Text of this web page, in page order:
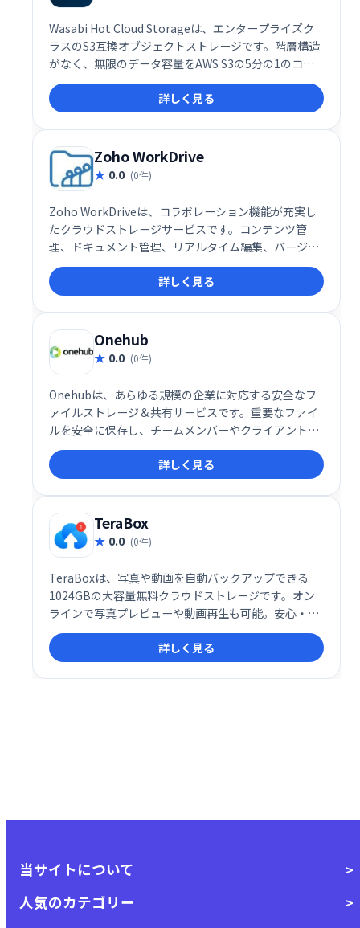
Wasabi Hot Cloud Storageは、エンタープライズク
ラスのS3互換オブジェクトストレージです。階層構造
がなく、無限のデータ容量をAWS S3の5分の1のコス
トで提供します。高速なアクセスと高い信頼性を備
え、データのバックアップ、ディザスタリカバリ、ア
ーカイブなどに最適です。ビジネスの成長を支援す
る、コストパフォーマンスに優れたクラウドストレー
ジをお探しなら、Wasabiをご検討ください。
詳しく見る
Zoho WorkDrive
0.0 (0件)
Zoho WorkDriveは、コラボレーション機能が充実し
たクラウドストレージサービスです。コンテンツ管
理、ドキュメント管理、リアルタイム編集、バージョ
ン管理などを提供し、チームでの作業効率を向上させ
ます。SaaS、iOS、Androidに対応し、ドキュメント
やウェビナーによるトレーニングも用意。月額$2.50〜
利用可能で、無料プランと無料トライアルも提供して
います。Onehub、Box、Tresoritなどとの競合製品
として、高い利便性を誇ります。
詳しく見る
Onehub
0.0 (0件)
Onehubは、あらゆる規模の企業に対応する安全なフ
ァイルストレージ＆共有サービスです。重要なファイ
ルを安全に保存し、チームメンバーやクライアントと
簡単に共有できます。スムーズな共同作業を実現し、
ビジネスの効率化をサポートします。
詳しく見る
TeraBox
0.0 (0件)
TeraBoxは、写真や動画を自動バックアップできる
1024GBの大容量無料クラウドストレージです。オン
ラインで写真プレビューや動画再生も可能。安心・安
全に大切なデータを保存・管理できます。登録も簡単
で、すぐに使い始められます。
詳しく見る
当サイトについて
人気のカテゴリー